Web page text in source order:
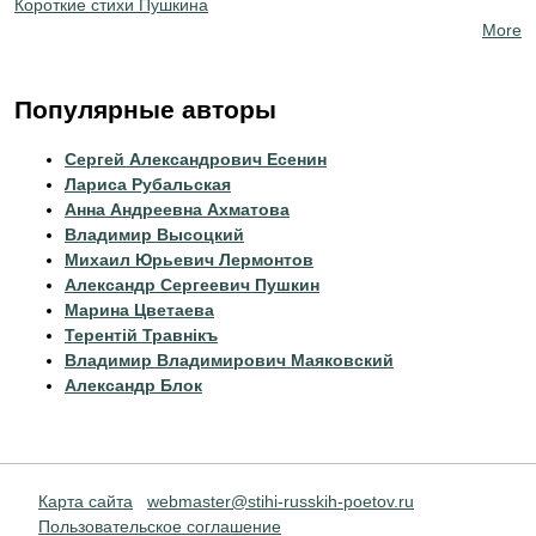
Короткие стихи Пушкина
More
Популярные авторы
Сергей Александрович Есенин
Лариса Рубальская
Анна Андреевна Ахматова
Владимир Высоцкий
Михаил Юрьевич Лермонтов
Александр Сергеевич Пушкин
Марина Цветаева
Терентiй Травнiкъ
Владимир Владимирович Маяковский
Александр Блок
Карта сайта
webmaster@stihi-russkih-poetov.ru
Пользовательское соглашение